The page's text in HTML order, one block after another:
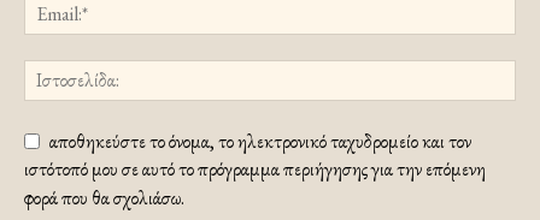
αποθηκεύστε το όνομα, το ηλεκτρονικό ταχυδρομείο και τον
ιστότοπό μου σε αυτό το πρόγραμμα περιήγησης για την επόμενη
φορά που θα σχολιάσω.